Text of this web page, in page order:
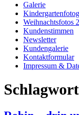
Galerie
Weihnachtsfotos
Kundenstimmen
Newsletter
Kundengalerie
Kontaktformular
Impressum &